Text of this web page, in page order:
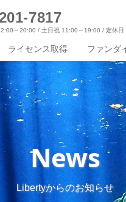
7817
～20:00 / 土日祝 11:00～19:00 / 定休日
ライセンス取得 ファンダ
News
Libertyからのお知らせ